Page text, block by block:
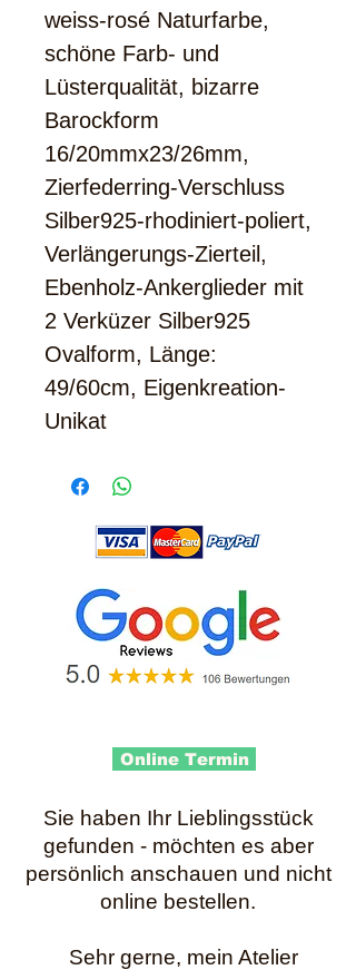
weiss-rosé Naturfarbe,
schöne Farb- und
Lüsterqualität, bizarre
Barockform
16/20mmx23/26mm,
Zierfederring-Verschluss
Silber925-rhodiniert-poliert,
Verlängerungs-Zierteil,
Ebenholz-Ankerglieder mit
2 Verküzer Silber925
Ovalform, Länge:
49/60cm, Eigenkreation-
Unikat
Online Termin
Sie haben Ihr Lieblingsstück
gefunden - möchten es aber
persönlich anschauen und nicht
online bestellen.
Sehr gerne, mein Atelier